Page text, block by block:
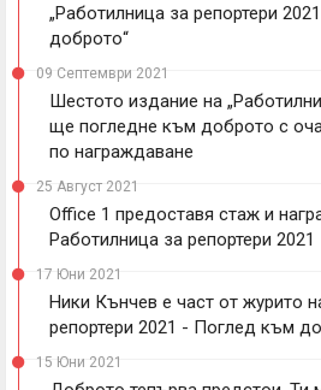
„Работилница за репортери
доброто“
09 Септември 2021
Шестото издание на
ще погледне към доброто с
по награждаване
25 Август 2021
Office 1 предоставя стаж и
Работилница за репортери 2021
17 Юни 2021
Ники Кънчев е част от журито
репортери 2021 - Поглед към
15 Юни 2021